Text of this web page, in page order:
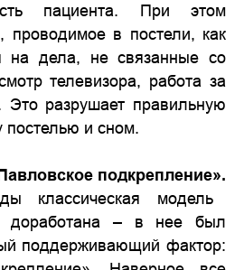
пациента. При этом
проводимое в постели, как
на дела, не связанные со
телевизора, работа за
Это разрушает правильную
и сном.
подкрепление».
классическая модель
доработана – в нее был
поддерживающий фактор: